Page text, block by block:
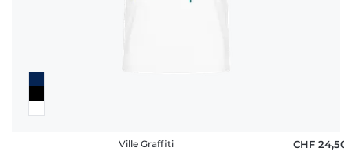
Ville Graffiti
CHF 24,50